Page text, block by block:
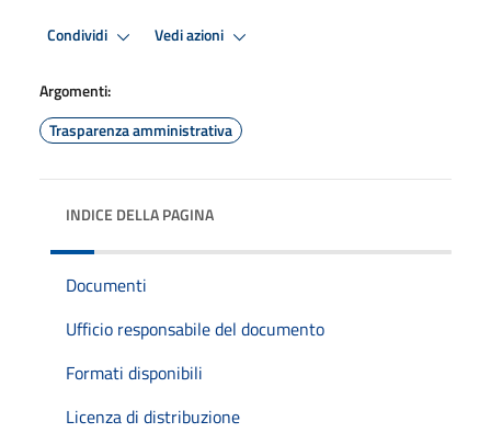
Condividi Vedi azioni
Argomenti:
Trasparenza amministrativa
INDICE DELLA PAGINA
Documenti
Ufficio responsabile del documento
Formati disponibili
Licenza di distribuzione